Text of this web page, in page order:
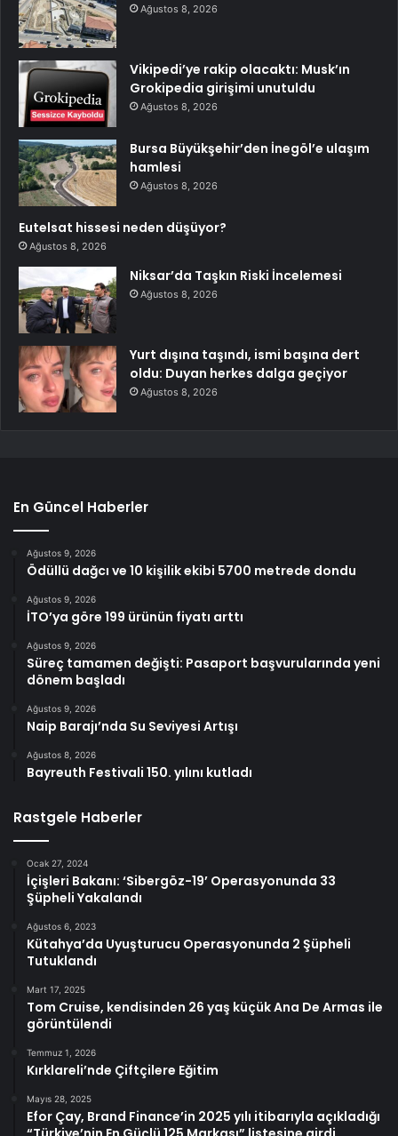
Ağustos 8, 2026
Vikipedi’ye rakip olacaktı: Musk’ın
Grokipedia girişimi unutuldu
Ağustos 8, 2026
Bursa Büyükşehir’den İnegöl’e ulaşım
hamlesi
Ağustos 8, 2026
Eutelsat hissesi neden düşüyor?
Ağustos 8, 2026
Niksar’da Taşkın Riski İncelemesi
Ağustos 8, 2026
Yurt dışına taşındı, ismi başına dert
oldu: Duyan herkes dalga geçiyor
Ağustos 8, 2026
En Güncel Haberler
Ağustos 9, 2026
Ödüllü dağcı ve 10 kişilik ekibi 5700 metrede dondu
Ağustos 9, 2026
İTO’ya göre 199 ürünün fiyatı arttı
Ağustos 9, 2026
Süreç tamamen değişti: Pasaport başvurularında yeni
dönem başladı
Ağustos 9, 2026
Naip Barajı’nda Su Seviyesi Artışı
Ağustos 8, 2026
Bayreuth Festivali 150. yılını kutladı
Rastgele Haberler
Ocak 27, 2024
İçişleri Bakanı: ‘Sibergöz-19’ Operasyonunda 33
Şüpheli Yakalandı
Ağustos 6, 2023
Kütahya’da Uyuşturucu Operasyonunda 2 Şüpheli
Tutuklandı
Mart 17, 2025
Tom Cruise, kendisinden 26 yaş küçük Ana De Armas ile
görüntülendi
Temmuz 1, 2026
Kırklareli’nde Çiftçilere Eğitim
Mayıs 28, 2025
Efor Çay, Brand Finance’in 2025 yılı itibarıyla açıkladığı